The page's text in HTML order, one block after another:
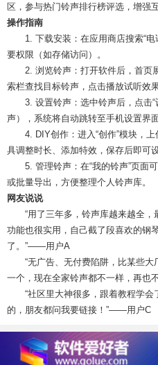
区，参与热门铃声排行榜评选，增强互
操作指南
1. 下载安装：在应用商店搜索“
要权限（如存储访问）。
2. 浏览铃声：打开软件后，首页
索栏查找目标铃声，点击播放试听效果
3. 设置铃声：选中铃声后，点击
声），系统将自动跳转至手机设置界
4. DIY创作：进入“创作”模块，
具调整时长、添加特效，保存后即可
5. 管理铃声：在“我的铃声”页面
或批量导出，方便整理个人铃声库。
网友说说
“用了三年多，铃声库越来越全
功能也很实用，自己截了段喜欢的钢
了。”——用户A
“无广告、无付费陷阱，比某些
一个，现在全家铃声都不一样，再
“社区里大神很多，跟着教程学
的，朋友都问我要链接！”——用户C